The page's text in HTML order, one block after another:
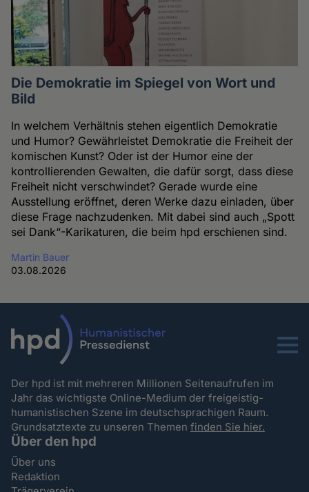
Die Demokratie im Spiegel von Wort und
Bild
In welchem Verhältnis stehen eigentlich Demokratie
und Humor? Gewährleistet Demokratie die Freiheit der
komischen Kunst? Oder ist der Humor eine der
kontrollierenden Gewalten, die dafür sorgt, dass diese
Freiheit nicht verschwindet? Gerade wurde eine
Ausstellung eröffnet, deren Werke dazu einladen, über
diese Frage nachzudenken. Mit dabei sind auch „Spott
sei Dank“-Karikaturen, die beim hpd erschienen sind.
Martin Bauer
03.08.2026
Menu
Der hpd ist mit mehreren Millionen Seitenaufrufen im
Jahr das wichtigste Online-Medium der freigeistig-
humanistischen Szene im deutschsprachigen Raum.
Grundsatztexte zu unseren Themenfinden Sie hier.
Über den hpd
Über uns
Redaktion